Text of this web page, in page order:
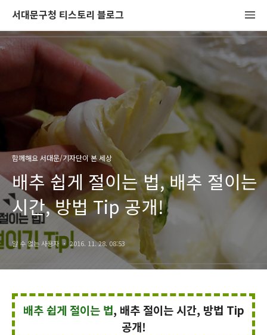
서대문구청 티스토리 블로그
함께해요 서대문/기자단이 본 세상
배추 쉽게 절이는 법, 배추 절이는
시간, 방법 Tip 공개!
알 수 없는 사용자 2016. 11. 28. 08:53
배추 쉽게 절이는 법, 배추 절이는 시간, 방법 Tip
공개!